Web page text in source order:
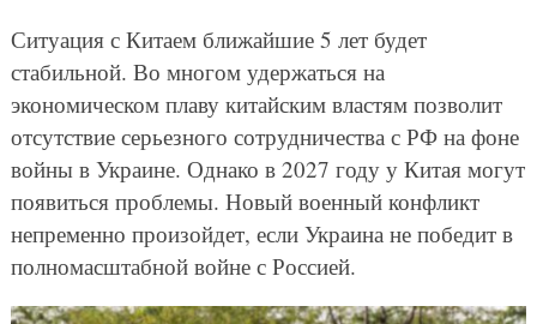
Ситуация с Китаем ближайшие 5 лет будет
стабильной. Во многом удержаться на
экономическом плаву китайским властям позволит
отсутствие серьезного сотрудничества с РФ на фоне
войны в Украине. Однако в 2027 году у Китая могут
появиться проблемы. Новый военный конфликт
непременно произойдет, если Украина не победит в
полномасштабной войне с Россией.